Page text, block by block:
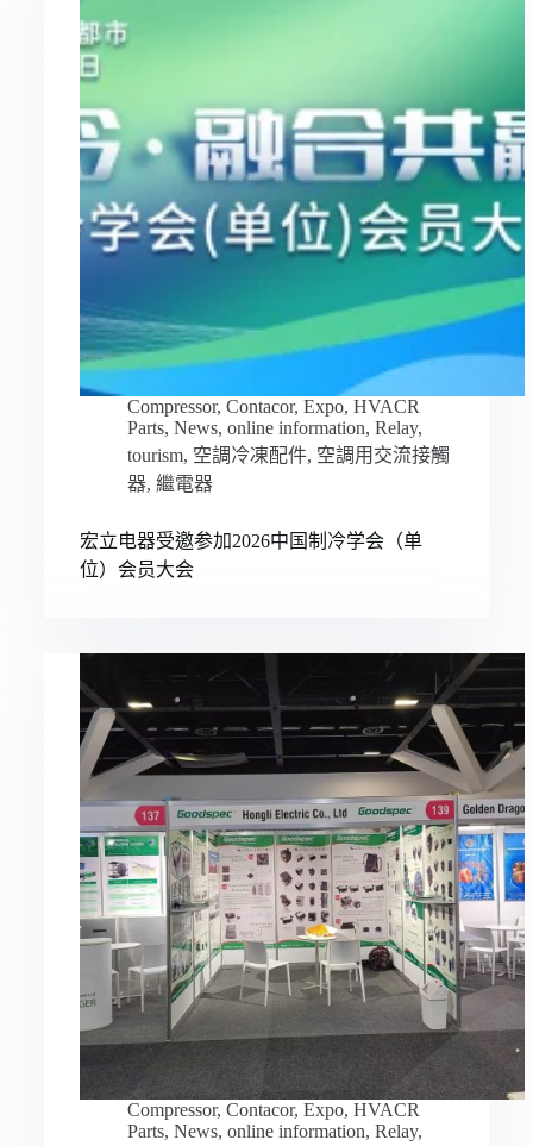
Compressor, Contacor, Expo, HVACR
Parts, News, online information, Relay,
tourism, 空調冷凍配件, 空調用交流接觸
器, 繼電器
宏立电器受邀参加2026中国制冷学会（单
位）会员大会
Compressor, Contacor, Expo, HVACR
Parts, News, online information, Relay,